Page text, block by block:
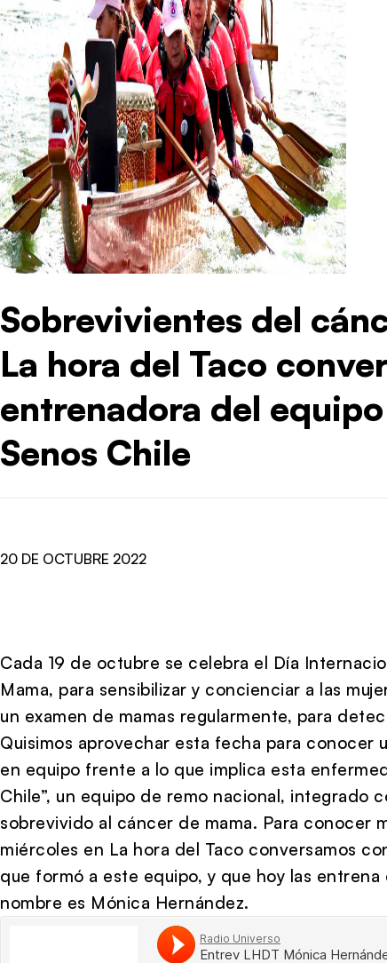
Sobrevivientes del
La hora del Taco
entrenadora del
Senos Chile
20 DE OCTUBRE 2022
Cada 19 de octubre se celebra el Día
Mama, para sensibilizar y concienciar a las
un examen de mamas regularmente, para
Quisimos aprovechar esta fecha para conocer
en equipo frente a lo que implica esta
Chile”, un equipo de remo nacional, integrado
sobrevivido al cáncer de mama. Para conocer
miércoles en La hora del Taco conversamos
que formó a este equipo, y que hoy las
nombre es Mónica Hernández.